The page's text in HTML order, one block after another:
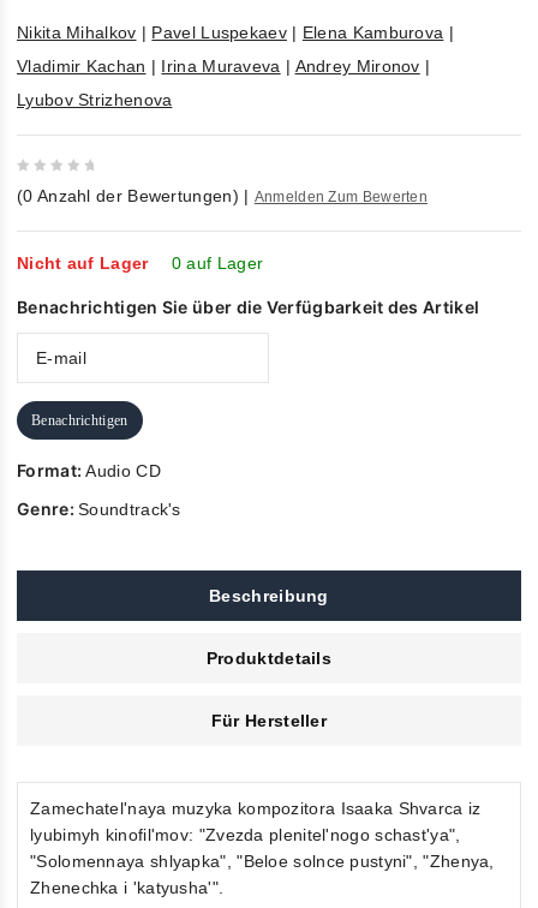
Nikita Mihalkov | Pavel Luspekaev| Elena Kamburova |
Vladimir Kachan | Irina Muraveva | Andrey Mironov |
Lyubov Strizhenova
out
of
5
(0 Anzahl der Bewertungen) | Anmelden Zum Bewerten
Nicht auf Lager 0 auf Lager
Benachrichtigen Sie über die Verfügbarkeit des Artikel
Benachrichtigen
Format:Audio CD
Genre:Soundtrack's
Beschreibung
Produktdetails
Für Hersteller
Zamechatel'naya muzyka kompozitora Isaaka Shvarca iz
lyubimyh kinofil'mov: "Zvezda plenitel'nogo schast'ya",
"Solomennaya shlyapka", "Beloe solnce pustyni", "Zhenya,
Zhenechka i 'katyusha'".